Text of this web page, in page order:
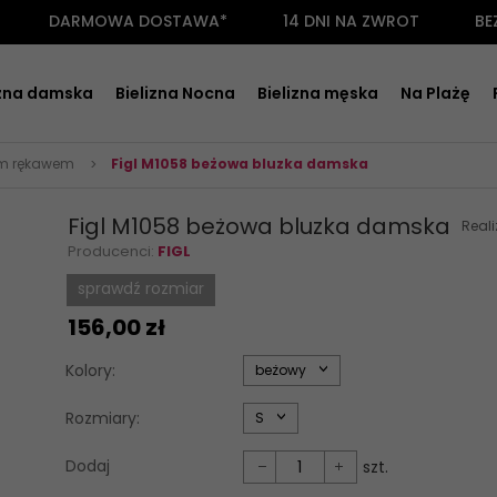
DARMOWA DOSTAWA* 14 DNI NA ZWROT
damska Bielizna Nocna Bielizna męska Na Plażę
rękawem Figl M1058 beżowa bluzka damska
Figl M1058 beżowa bluzka damska
Producenci: FIGL
sprawdź rozmiar
156,00zł
Kolory: options[34]
beżowy
Rozmiary: options[35]
S
Dodaj szt.